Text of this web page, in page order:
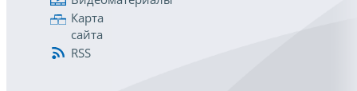
Карта
сайта
RSS